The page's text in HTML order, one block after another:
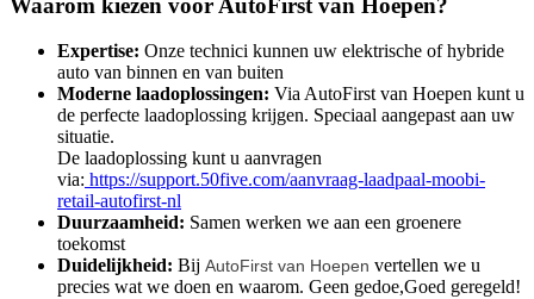
Waarom kiezen voor AutoFirst van Hoepen?
Expertise: Onze technici kunnen uw elektrische of hybride
auto van binnen en van buiten
Moderne laadoplossingen: Via AutoFirst van Hoepen kunt u
de perfecte laadoplossing krijgen. Speciaal aangepast aan uw
situatie.
De laadoplossing kunt u aanvragen
via: https://support.50five.com/aanvraag-laadpaal-moobi-
retail-autofirst-nl
Duurzaamheid: Samen werken we aan een groenere
toekomst
Duidelijkheid: Bij AutoFirst van Hoepen vertellen we u
precies wat we doen en waarom. Geen gedoe,Goed geregeld!